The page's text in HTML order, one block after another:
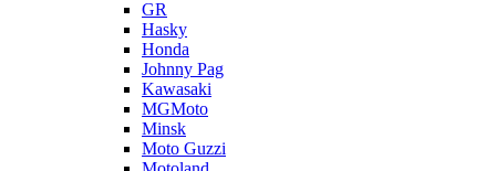
GR
Hasky
Honda
Johnny Pag
Kawasaki
MGMoto
Minsk
Moto Guzzi